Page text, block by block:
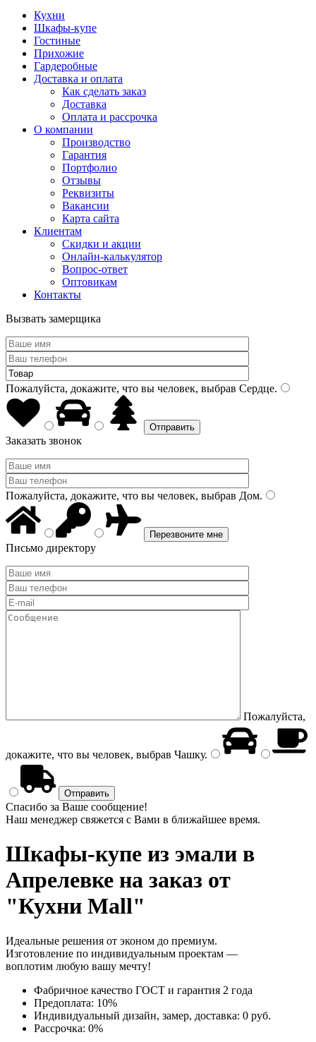
Кухни
Шкафы-купе
Гостиные
Прихожие
Гардеробные
Доставка и оплата
Как сделать заказ
Доставка
Оплата и рассрочка
О компании
Производство
Гарантия
Портфолио
Отзывы
Реквизиты
Вакансии
Карта сайта
Клиентам
Скидки и акции
Онлайн-калькулятор
Вопрос-ответ
Оптовикам
Контакты
Вызвать замерщика
Пожалуйста, докажите, что вы человек, выбрав Сердце.
Заказать звонок
Пожалуйста, докажите, что вы человек, выбрав Дом.
Письмо директору
Пожалуйста,
докажите, что вы человек, выбрав Чашку.
Спасибо за Ваше сообщение!
Наш менеджер свяжется с Вами в ближайшее время.
Шкафы-купе из эмали в
Апрелевке на заказ от
"Кухни Mall"
Идеальные решения от эконом до премиум.
Изготовление по индивидуальным проектам —
воплотим любую вашу мечту!
Фабричное качество ГОСТ и гарантия 2 года
Предоплата: 10%
Индивидуальный дизайн, замер, доставка: 0 руб.
Рассрочка: 0%